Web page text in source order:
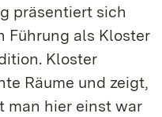
präsentiert sich
Führung als Kloster
Kloster
Räume und zeigt,
man hier einst war